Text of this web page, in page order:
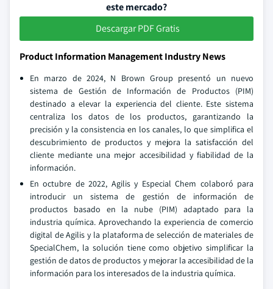
este mercado?
Descargar PDF Gratis
Product Information Management Industry News
En marzo de 2024, N Brown Group presentó un nuevo
sistema de Gestión de Información de Productos (PIM)
destinado a elevar la experiencia del cliente. Este sistema
centraliza los datos de los productos, garantizando la
precisión y la consistencia en los canales, lo que simplifica el
descubrimiento de productos y mejora la satisfacción del
cliente mediante una mejor accesibilidad y fiabilidad de la
información.
En octubre de 2022, Agilis y Especial Chem colaboró para
introducir un sistema de gestión de información de
productos basado en la nube (PIM) adaptado para la
industria química. Aprovechando la experiencia de comercio
digital de Agilis y la plataforma de selección de materiales de
SpecialChem, la solución tiene como objetivo simplificar la
gestión de datos de productos y mejorar la accesibilidad de la
información para los interesados de la industria química.